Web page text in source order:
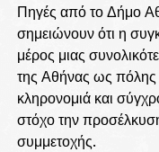
Πηγές από το Δήμο
σημειώνουν ότι η
μέρος μιας
της Αθήνας ως πόλης
κληρονομιά και
στόχο την
συμμετοχής.